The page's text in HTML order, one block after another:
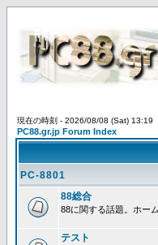
現在の時刻 - 2026/08/08 (Sat) 13:19
PC88.gr.jp Forum Index
PC-8801
88総合
88に関する話題。ホー
テスト